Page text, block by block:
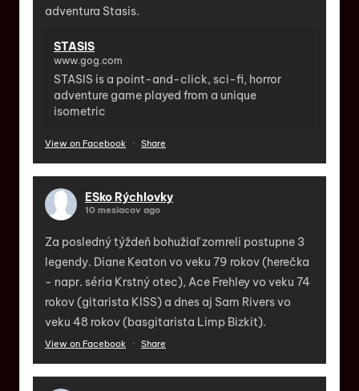
adventura Stasis.
STASIS
www.gog.com
STASIS is a point-and-click, sci-fi, horror
adventure game played from a unique
isometric
View on Facebook · Share
ESko Rýchlovky
10 mesiacov ago
Za posledný týždeň bohužiaľ zomreli postupne 3
legendy. Diane Keaton vo veku 79 rokov (herečka
- napr. séria Krstný otec), Ace Frehley vo veku 74
rokov (gitarista KISS) a dnes aj Sam Rivers vo
veku 48 rokov (basgitarista Limp Bizkit).
View on Facebook · Share